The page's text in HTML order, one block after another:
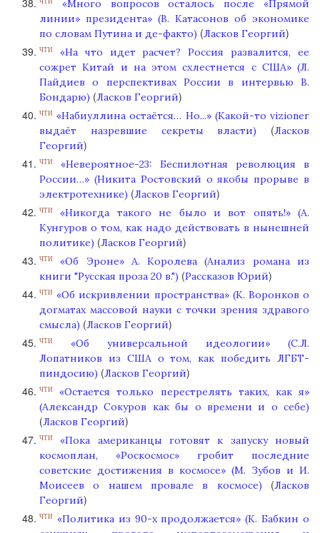
ЧТИ
«Много вопросов осталось после «Прямой
линии» президента» (В. Катасонов об экономике
по словам Путина и де-факто) (Ласков Георгий)
ЧТИ
«На что идет расчет? Россия развалится, ее
сожрет Китай и на этом схлестнется с США» (Л.
Пайдиев о перспективах России в интервью В.
Бондарю) (Ласков Георгий)
ЧТИ
«Набиуллина остаётся… Но...» (Какой-то vizioner
выдаёт назревшие секреты власти)
(Ласков
Георгий)
ЧТИ
«Невероятное-23: Беспилотная революция в
России…» (Никита Ростовский о якобы прорыве в
электротехнике) (Ласков Георгий)
ЧТИ
«Никогда такого не было и вот опять!» (А.
Кунгуров о том, как надо действовать в нынешней
политике) (Ласков Георгий)
ЧТИ
«Об Эроне» А. Королева (Анализ романа из
книги "Русская проза 20 в.") (Рассказов Юрий)
ЧТИ
«Об искривлении пространства» (К. Воронков о
догматах массовой науки с точки зрения здравого
смысла) (Ласков Георгий)
ЧТИ
«Об универсальной идеологии» (С.Л.
Лопатников из США о том, как победить ЛГБТ-
пиндосию) (Ласков Георгий)
ЧТИ
«Остается только перестрелять таких, как я»
(Александр Сокуров как бы о времени и о себе)
(Ласков Георгий)
ЧТИ
«Пока американцы готовят к запуску новый
космоплан, «Роскосмос» гробит последние
советские достижения в космосе» (М. Зубов и И.
Моисеев о нашем провале в космосе) (Ласков
Георгий)
ЧТИ
«Политика из 90-х продолжается» (К. Бабкин о